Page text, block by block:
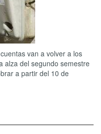
van a volver a los
alza del segundo semestre
a partir del 10 de